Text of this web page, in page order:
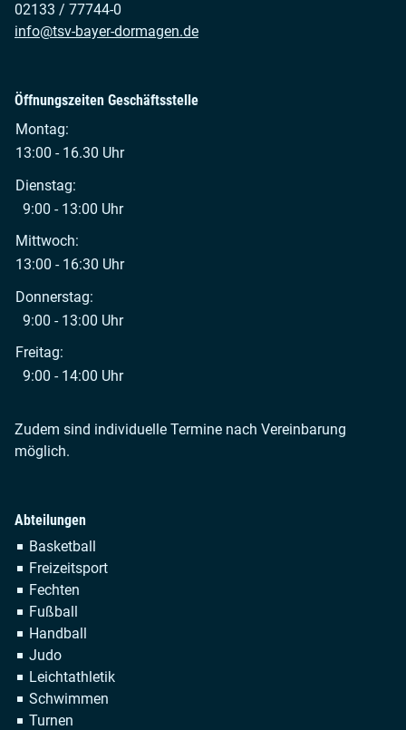
02133 / 77744-0
info@tsv-bayer-dormagen.de
Öffnungszeiten Geschäftsstelle
Montag:
13:00 - 16.30 Uhr
Dienstag:
9:00 - 13:00 Uhr
Mittwoch:
13:00 - 16:30 Uhr
Donnerstag:
9:00 - 13:00 Uhr
Freitag:
9:00 - 14:00 Uhr
Zudem sind individuelle Termine nach Vereinbarung
möglich.
Abteilungen
Navigation
überspringen
Basketball
Freizeitsport
Fechten
Fußball
Handball
Judo
Leichtathletik
Schwimmen
Turnen